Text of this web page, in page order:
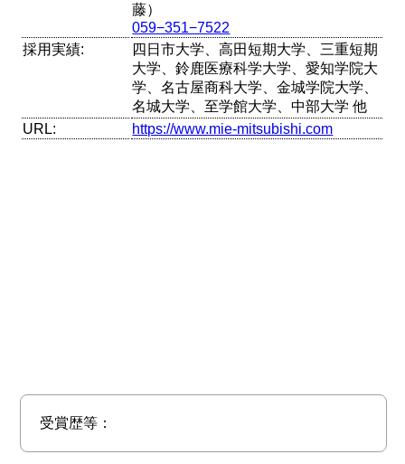
藤）
059−351−7522
採用実績:
四日市大学、高田短期大学、三重短期
大学、鈴鹿医療科学大学、愛知学院大
学、名古屋商科大学、金城学院大学、
名城大学、至学館大学、中部大学 他
URL:
https://www.mie-mitsubishi.com
受賞歴等：